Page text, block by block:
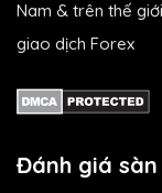
Nam & trên thế
giao dịch Forex
Đánh giá sàn